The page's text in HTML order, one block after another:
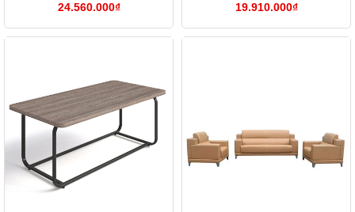
24.560.000₫ 19.910.000₫